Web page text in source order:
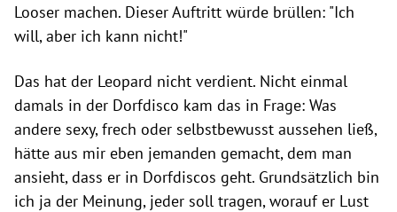
Looser machen. Dieser Auftritt würde brüllen: "Ich
will, aber ich kann nicht!"
Das hat der Leopard nicht verdient. Nicht einmal
damals in der Dorfdisco kam das in Frage: Was
andere sexy, frech oder selbstbewusst aussehen ließ,
hätte aus mir eben jemanden gemacht, dem man
ansieht, dass er in Dorfdiscos geht. Grundsätzlich bin
ich ja der Meinung, jeder soll tragen, worauf er Lust